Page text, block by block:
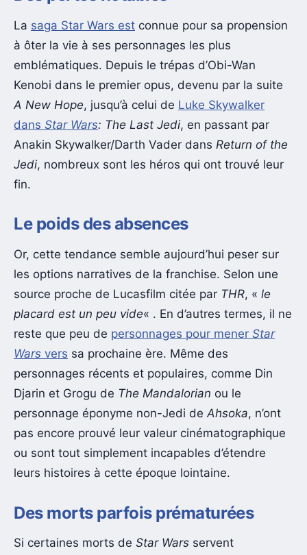
La saga Star Wars est connue pour sa propension
à ôter la vie à ses personnages les plus
emblématiques. Depuis le trépas d’Obi-Wan
Kenobi dans le premier opus, devenu par la suite
A New Hope, jusqu’à celui de Luke Skywalker
dans Star Wars: The Last Jedi, en passant par
Anakin Skywalker/Darth Vader dans Return of the
Jedi, nombreux sont les héros qui ont trouvé leur
fin.
Le poids des absences
Or, cette tendance semble aujourd’hui peser sur
les options narratives de la franchise. Selon une
source proche de Lucasfilm citée par THR, « le
placard est un peu vide« . En d’autres termes, il ne
reste que peu de personnages pour mener Star
Wars vers sa prochaine ère. Même des
personnages récents et populaires, comme Din
Djarin et Grogu de The Mandalorian ou le
personnage éponyme non-Jedi deAhsoka, n’ont
pas encore prouvé leur valeur cinématographique
ou sont tout simplement incapables d’étendre
leurs histoires à cette époque lointaine.
Des morts parfois prématurées
Si certaines morts de Star Wars servent